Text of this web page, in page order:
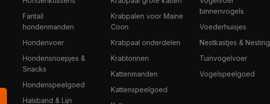
Fantail
hondenmanden
Hondenvoer
Hondensnoepjes &
Snacks
Hondenspeelgoed
Halsband & Lijn
Krabpalen voor Maine
Coon
Krabpaal onderdelen
Krabtonnen
Kattenmanden
Kattenspeelgoed
binnenvogels
Voederhuisjes
Nestkastjes & Nesting
Tuinvogelvoer
Vogelspeelgoed